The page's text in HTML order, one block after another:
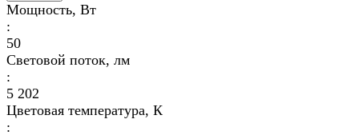
Мощность, Вт
:
50
Световой поток, лм
:
5 202
Цветовая температура, К
: